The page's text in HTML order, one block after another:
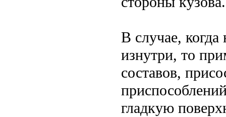
В случае,
изнутри, то
составов,
гладкую